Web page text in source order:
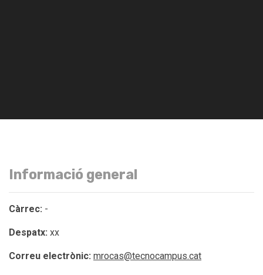
Informació general
Càrrec: -
Despatx: xx
Correu electrònic: mrocas@tecnocampus.cat